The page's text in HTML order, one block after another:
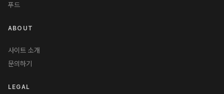
푸드
ABOUT
사이트 소개
문의하기
LEGAL